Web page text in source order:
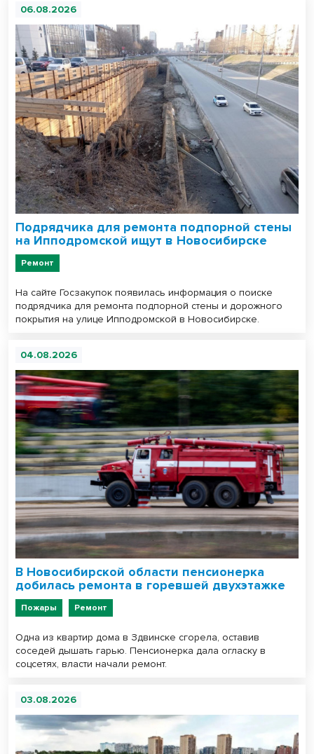
06.08.2026
Подрядчика для ремонта подпорной стены
на Ипподромской ищут в Новосибирске
Ремонт
На сайте Госзакупок появилась информация о поиске
подрядчика для ремонта подпорной стены и дорожного
покрытия на улице Ипподромской в Новосибирске.
04.08.2026
В Новосибирской области пенсионерка
добилась ремонта в горевшей двухэтажке
Пожары Ремонт
Одна из квартир дома в Здвинске сгорела, оставив
соседей дышать гарью. Пенсионерка дала огласку в
соцсетях, власти начали ремонт.
03.08.2026